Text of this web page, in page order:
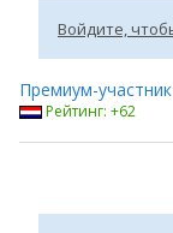
Войдите,
Премиум-
Рейтинг: +62